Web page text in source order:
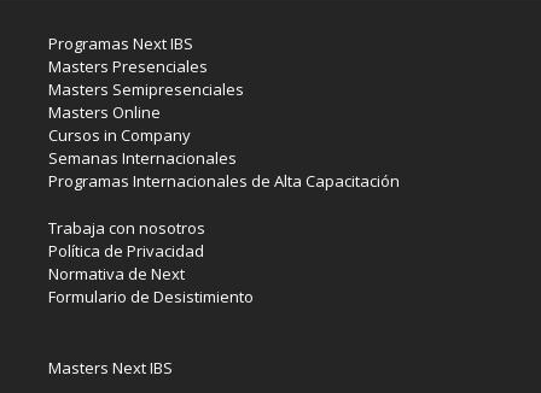
Programas Next IBS
Masters Presenciales
Masters Semipresenciales
Masters Online
Cursos in Company
Semanas Internacionales
Programas Internacionales de Alta Capacitación
Trabaja con nosotros
Política de Privacidad
Normativa de Next
Formulario de Desistimiento
Masters Next IBS